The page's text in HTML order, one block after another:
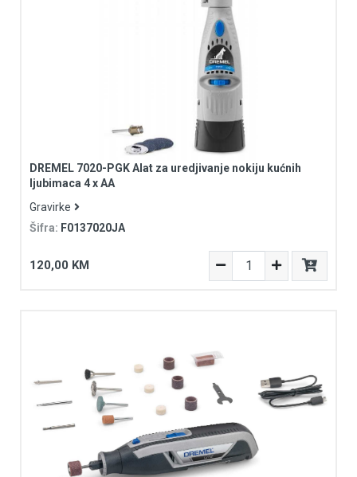
DREMEL 7020-PGK Alat za uredjivanje nokiju kućnih
ljubimaca 4 x AA
Gravirke
Šifra: F0137020JA
120,00 KM